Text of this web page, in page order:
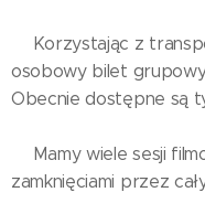
‼️Korzystając z
osobowy bilet
Obecnie dostępne są
‼️Mamy wiele sesji
zamknięciami przez